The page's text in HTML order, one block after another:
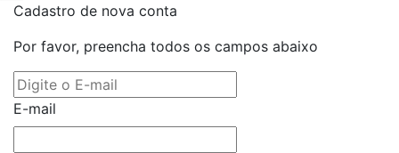
Cadastro de nova conta
Por favor, preencha todos os campos abaixo
E-mail